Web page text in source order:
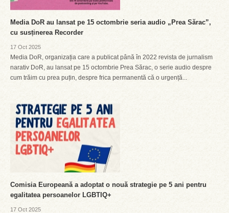
Media DoR au lansat pe 15 octombrie seria audio „Prea Sărac”,
cu susținerea Recorder
17 Oct 2025
Media DoR, organizația care a publicat până în 2022 revista de jurnalism
narativ DoR, au lansat pe 15 octombrie Prea Sărac, o serie audio despre
cum trăim cu prea puțin, despre frica permanentă că o urgență...
Comisia Europeană a adoptat o nouă strategie pe 5 ani pentru
egalitatea persoanelor LGBTIQ+
17 Oct 2025